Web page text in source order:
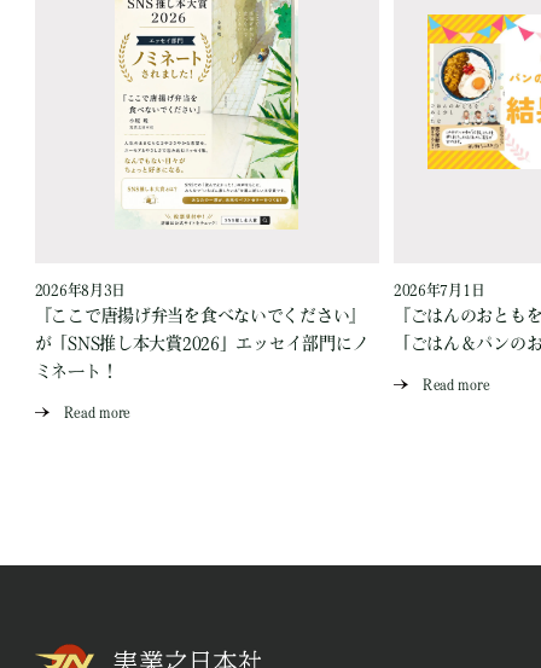
2026年8月3日
『ここで唐揚げ弁当を食べないでください』
が「SNS推し本大賞2026」エッセイ部門にノ
ミネート！
Read more
2026年7月1日
『ごはんのおとも
「ごはん＆パンの
Read more